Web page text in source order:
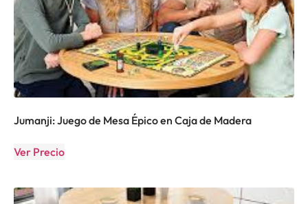
Jumanji: Juego de Mesa Épico en Caja de Madera
Ver Precio